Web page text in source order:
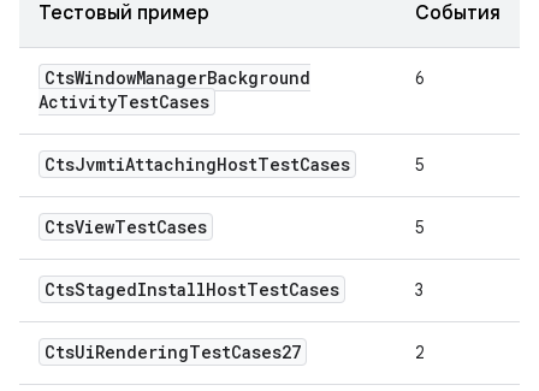
Тестовый пример События
CtsWindowManagerBackground
ActivityTestCases
6
CtsJvmtiAttachingHostTestCases 5
CtsViewTestCases 5
CtsStagedInstallHostTestCases 3
CtsUiRenderingTestCases27 2